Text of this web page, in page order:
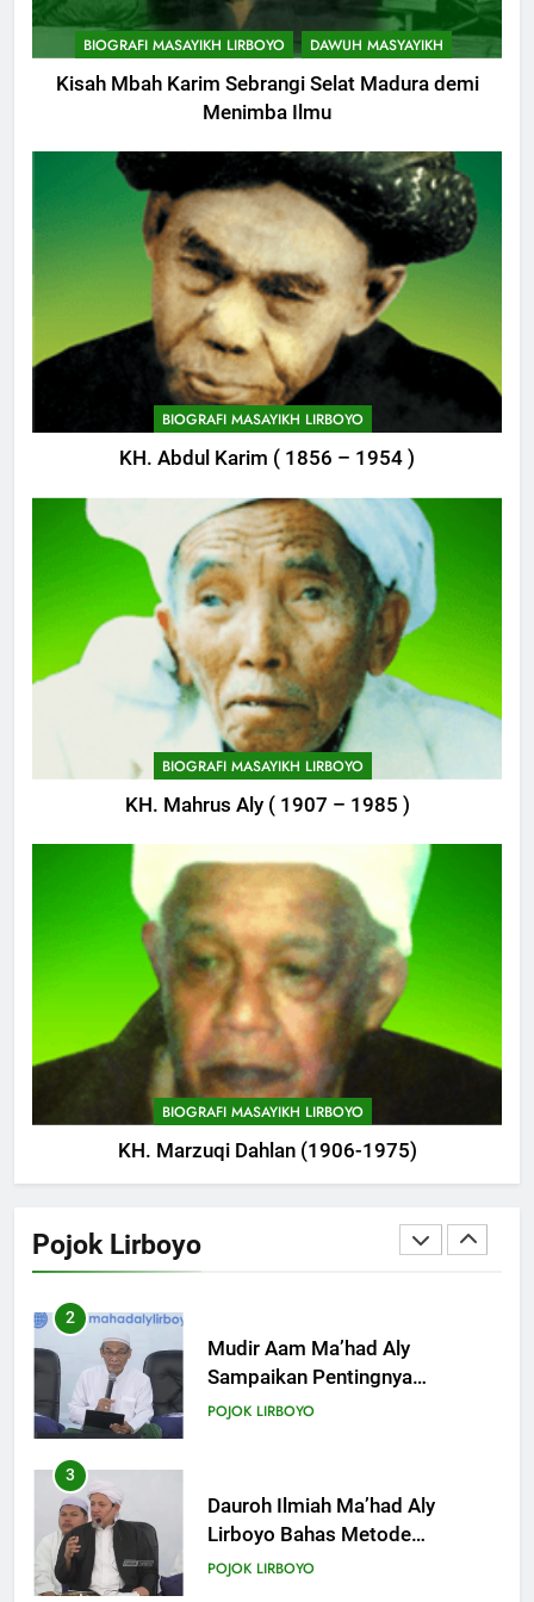
BIOGRAFI MASAYIKH LIRBOYO DAWUH MASYAYIKH
Kisah Mbah Karim Sebrangi Selat Madura demi
Menimba Ilmu
BIOGRAFI MASAYIKH LIRBOYO
KH. Abdul Karim ( 1856 – 1954 )
BIOGRAFI MASAYIKH LIRBOYO
KH. Mahrus Aly ( 1907 – 1985 )
BIOGRAFI MASAYIKH LIRBOYO
KH. Marzuqi Dahlan (1906-1975)
Pojok Lirboyo
Himasal Semen Sumbang
Pembangunan Kantor Himasal
POJOK LIRBOYO
745
Delegasi MQK Kota Kediri
Menuju Probolinggo
POJOK LIRBOYO
Haflah Akhirussanah, Lirboyo
Gelar Pameran
POJOK LIRBOYO
747
Silaturahi dan Istighosah
Bersama Kapolda Jawa Timur
POJOK LIRBOYO
Tam-Taman Lirboyo: MHM dan
Ma’had Aly Gelar Koreksian
Kitab Semester Ganjil
POJOK LIRBOYO
Mudir Aam Ma’had Aly
Sampaikan Pentingnya
Mempelajari Ilmu Hadis Dalam
3
Dauroh Ilmiah Ma’had Aly
Lirboyo Bahas Metode
Ahlusunnah dalam
POJOK LIRBOYO
4
Dauroh Ilmiah & Sanadan Kitab
Al-Arbain an-Nawawy bersama
As-Syaikh Dr. Yasir Al-Adny
POJOK LIRBOYO